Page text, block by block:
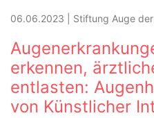
06.06.2023 Stiftung Auge
erkennen,
entlasten:
von Künstlicher